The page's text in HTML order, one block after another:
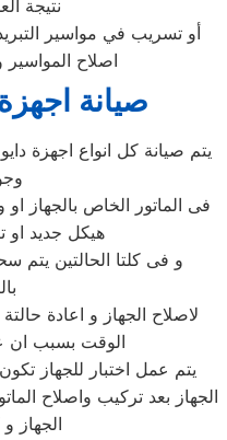
نتيجة
أو تسريب في مواسير
اصلاح المواسير
صيانة
يتم صيانة كل انواع اجهزة
فى الماتور الخاص بالجهاز
هيكل جديد او
و فى كلتا الحالتين يتم
لاصلاح الجهاز و اعادة
الوقت بسبب ان
الجهاز بعد تركيب واصلاح
الجهاز